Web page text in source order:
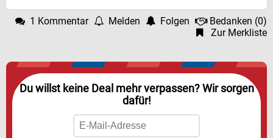
1 Kommentar Melden Folgen Bedanken (0)
Zur Merkliste
Du willst keine Deal mehr verpassen? Wir sorgen
dafür!